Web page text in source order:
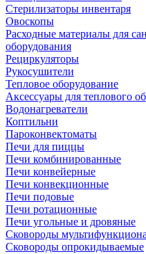
Стерилизаторы инвентаря
Овоскопы
Расходные материалы для
оборудования
Рециркуляторы
Рукосушители
Тепловое оборудование
Аксессуары для теплового
Водонагреватели
Коптильни
Пароконвектоматы
Печи для пиццы
Печи комбинированные
Печи конвейерные
Печи конвекционные
Печи подовые
Печи ротационные
Печи угольные и дровяные
Сковороды
Сковороды опрокидываемые